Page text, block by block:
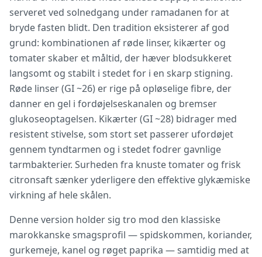
serveret ved solnedgang under ramadanen for at
bryde fasten blidt. Den tradition eksisterer af god
grund: kombinationen af røde linser, kikærter og
tomater skaber et måltid, der hæver blodsukkeret
langsomt og stabilt i stedet for i en skarp stigning.
Røde linser (GI ~26) er rige på opløselige fibre, der
danner en gel i fordøjelseskanalen og bremser
glukoseoptagelsen. Kikærter (GI ~28) bidrager med
resistent stivelse, som stort set passerer ufordøjet
gennem tyndtarmen og i stedet fodrer gavnlige
tarmbakterier. Surheden fra knuste tomater og frisk
citronsaft sænker yderligere den effektive glykæmiske
virkning af hele skålen.
Denne version holder sig tro mod den klassiske
marokkanske smagsprofil — spidskommen, koriander,
gurkemeje, kanel og røget paprika — samtidig med at